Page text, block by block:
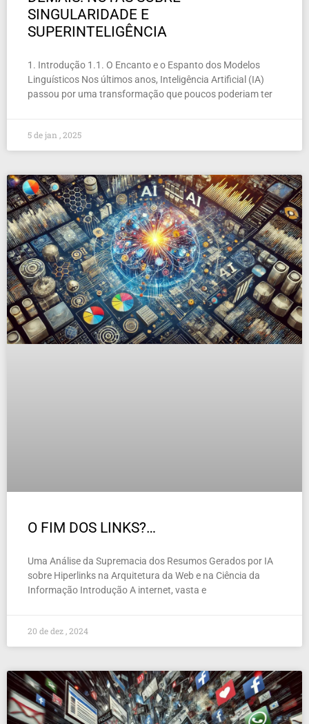
SINGULARIDADE E
SUPERINTELIGÊNCIA
1. Introdução 1.1. O Encanto e o Espanto dos Modelos
Linguísticos Nos últimos anos, Inteligência Artificial (IA)
passou por uma transformação que poucos poderiam ter
5 de jan , 2025
O FIM DOS LINKS?…
Uma Análise da Supremacia dos Resumos Gerados por IA
sobre Hiperlinks na Arquitetura da Web e na Ciência da
Informação Introdução A internet, vasta e
20 de dez , 2024